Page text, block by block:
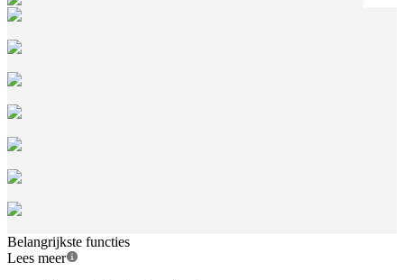
Belangrijkste functies
Lees meer